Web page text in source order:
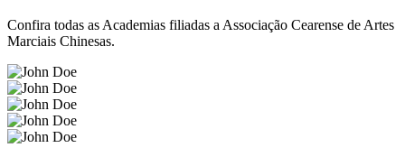
Confira todas as Academias filiadas a Associação Cearense de Artes
Marciais Chinesas.